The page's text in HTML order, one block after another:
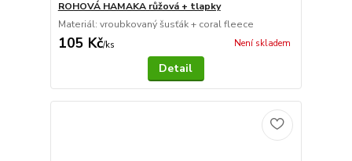
ROHOVÁ HAMAKA růžová + tlapky
Materiál: vroubkovaný šusťák + coral fleece
105 Kč/ks Není skladem
Detail